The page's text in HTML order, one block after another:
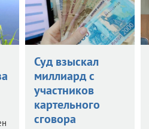
Суд взыскал
миллиард с
участников
картельного
сговора